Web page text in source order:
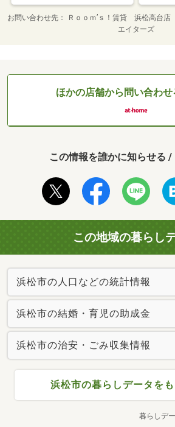
お問い合わせ先
Ｒｏｏｍ’ｓ！賃貸 浜松高台
エイターズ
ほかの店舗から問い合わせ
この情報を誰かに知らせる /
この地域の暮らし
浜松市の人口などの統計情報
浜松市の結婚・育児の助成金
浜松市の治安・ごみ収集情報
浜松市の暮らしデータを
暮らしデ